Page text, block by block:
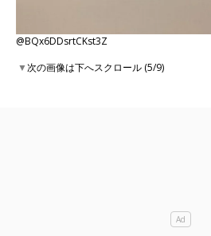
@BQx6DDsrtCKst3Z
▼次の画像は下へスクロール (5/9)